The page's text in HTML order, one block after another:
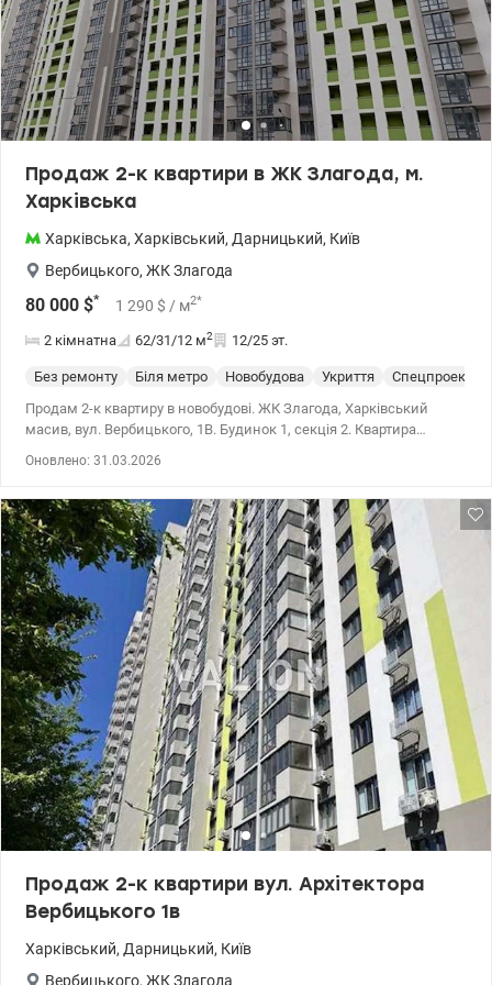
Продаж 2-к квартири в ЖК Злагода, м.
Харківська
Харківська, Харківський, Дарницький, Київ
Вербицького, ЖК Злагода
80 000 $* 1 290 $ / м2*
2 кімнатна 62/31/12 м2 12/25 эт.
Без ремонту Біля метро Новобудова Укриття Спецпроект
Продам 2-к квартиру в новобудові. ЖК Злагода, Харківський
масив, вул. Вербицького, 1В. Будинок 1, секція 2. Квартира
адресу. Поруч розвинена інфраструктура та зручна транспортна
розв'язка. Ціна 80000 у.о. +380502138771, +380954905411 Наталія
www.valion.ua/1056523
Оновлено: 31.03.2026
Продаж 2-к квартири вул. Архітектора
Вербицького 1в
Харківський, Дарницький, Київ
Вербицького, ЖК Злагода